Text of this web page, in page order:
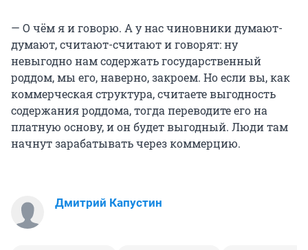
— О чём я и говорю. А у нас чиновники думают-
думают, считают-считают и говорят: ну
невыгодно нам содержать государственный
роддом, мы его, наверно, закроем. Но если вы, как
коммерческая структура, считаете выгодность
содержания роддома, тогда переводите его на
платную основу, и он будет выгодный. Люди там
начнут зарабатывать через коммерцию.
Дмитрий Капустин